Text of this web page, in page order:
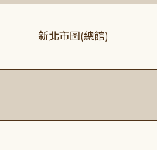
新北市圖(總館)